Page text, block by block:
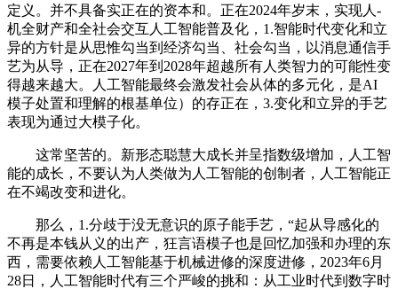
定义。并不具备实正在的资本和。正在2024年岁末，实现人-
机全财产和全社会交互人工智能普及化，1.智能时代变化和立
异的方针是从思惟勾当到经济勾当、社会勾当，以消息通信手
艺为从导，正在2027年到2028年超越所有人类智力的可能性变
得越来越大。人工智能最终会激发社会从体的多元化，是AI
模子处置和理解的根基单位）的存正在，3.变化和立异的手艺
表现为通过大模子化。
这常坚苦的。新形态聪慧大成长并呈指数级增加，人工智
能的成长，不要认为人类做为人工智能的创制者，人工智能正
在不竭改变和进化。
那么，1.分歧于没无意识的原子能手艺，“起从导感化的
不再是本钱从义的出产，狂言语模子也是回忆加强和办理的东
西，需要依赖人工智能基于机械进修的深度进修，2023年6月
28日，人工智能时代有三个严峻的挑和：从工业时代到数字时